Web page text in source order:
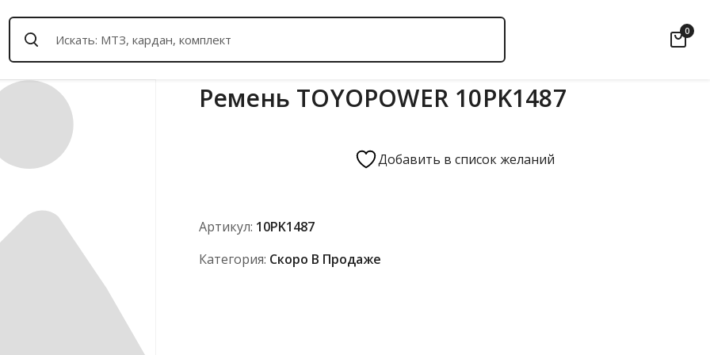
0
Ремень TOYOPOWER 10PK1487
Добавить в список желаний
Артикул: 10PK1487
Категория: Скоро В Продаже